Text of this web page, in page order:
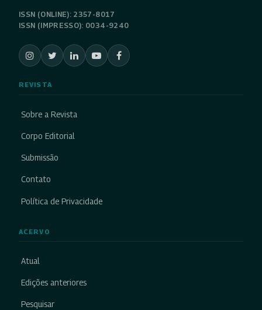
ISSN (ONLINE): 2357-8017
ISSN (IMPRESSO): 0034-9240
REVISTA
Sobre a Revista
Corpo Editorial
Submissão
Contato
Política de Privacidade
ACERVO
Atual
Edições anteriores
Pesquisar